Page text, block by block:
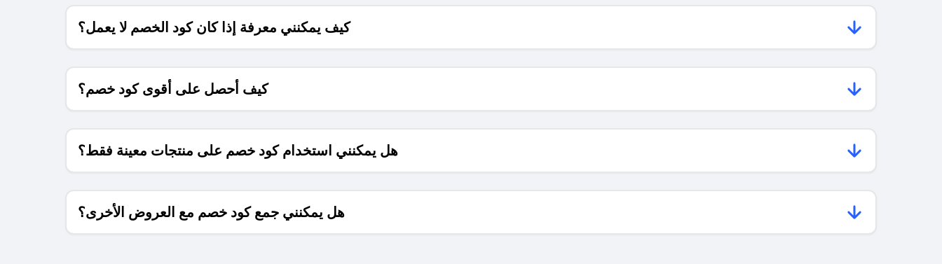
كيف يمكنني معرفة إذا كان كود الخصم لا يعمل؟
كيف أحصل على أقوى كود خصم؟
هل يمكنني استخدام كود خصم على منتجات معينة فقط؟
هل يمكنني جمع كود خصم مع العروض الأخرى؟